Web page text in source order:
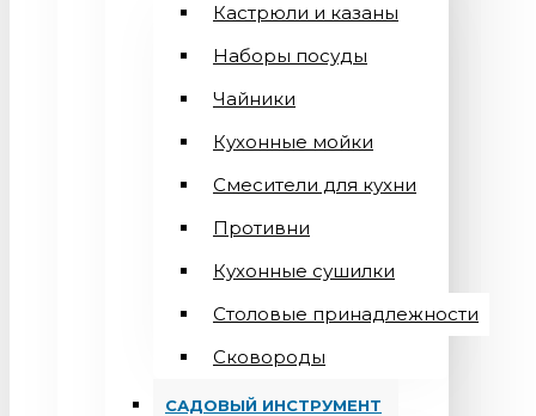
Кастрюли и казаны
Наборы посуды
Чайники
Кухонные мойки
Смесители для кухни
Противни
Кухонные сушилки
Столовые принадлежности
Сковороды
САДОВЫЙ ИНСТРУМЕНТ